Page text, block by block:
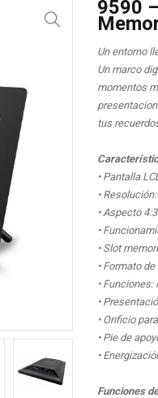
9590
Un entorno
Un marco
momentos
tus
• Pantalla
•
• Aspecto 4:3
•
• Slot
• Formato
•
•
• Orificio
• Pie de
•
Funciones